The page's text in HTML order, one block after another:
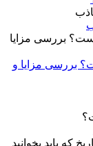
واقعا ۵ ستاره است؟ بررسی مزایا و